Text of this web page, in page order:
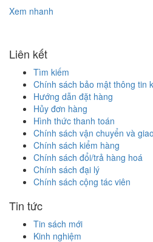
Xem nhanh
Liên kết
Tìm kiếm
Chính sách bảo mật thông tin
Hướng dẫn đặt hàng
Hủy đơn hàng
Hình thức thanh toán
Chính sách vận chuyển và
Chính sách kiểm hàng
Chính sách đổi/trả hàng hoá
Chính sách đại lý
Chính sách cộng tác viên
Tin tức
Tin sách mới
Kinh nghiệm